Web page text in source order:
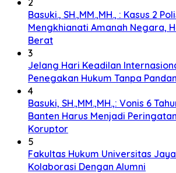
Basuki., SH.,MM.,MH., : Kasus 2
Mengkhianati Amanah Negara,
Berat
3
Jelang Hari Keadilan
Penegakan Hukum Tanpa
4
Basuki, SH.,MM.,MH.,: Vonis 6
Banten Harus Menjadi
Koruptor
5
Fakultas Hukum Universitas
Kolaborasi Dengan Alumni